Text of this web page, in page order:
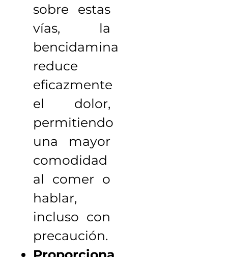
sobre estas
vías, la
bencidamina
reduce
eficazmente
el dolor,
permitiendo
una mayor
comodidad
al comer o
hablar,
incluso con
precaución.